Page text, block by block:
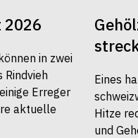
2026
in zwei
Erreger
aktuelle
Eines
Hitze
und